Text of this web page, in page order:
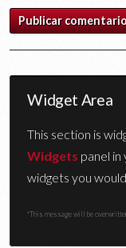
Widget Area
This section is
Widgets panel
widgets you
*This message will be